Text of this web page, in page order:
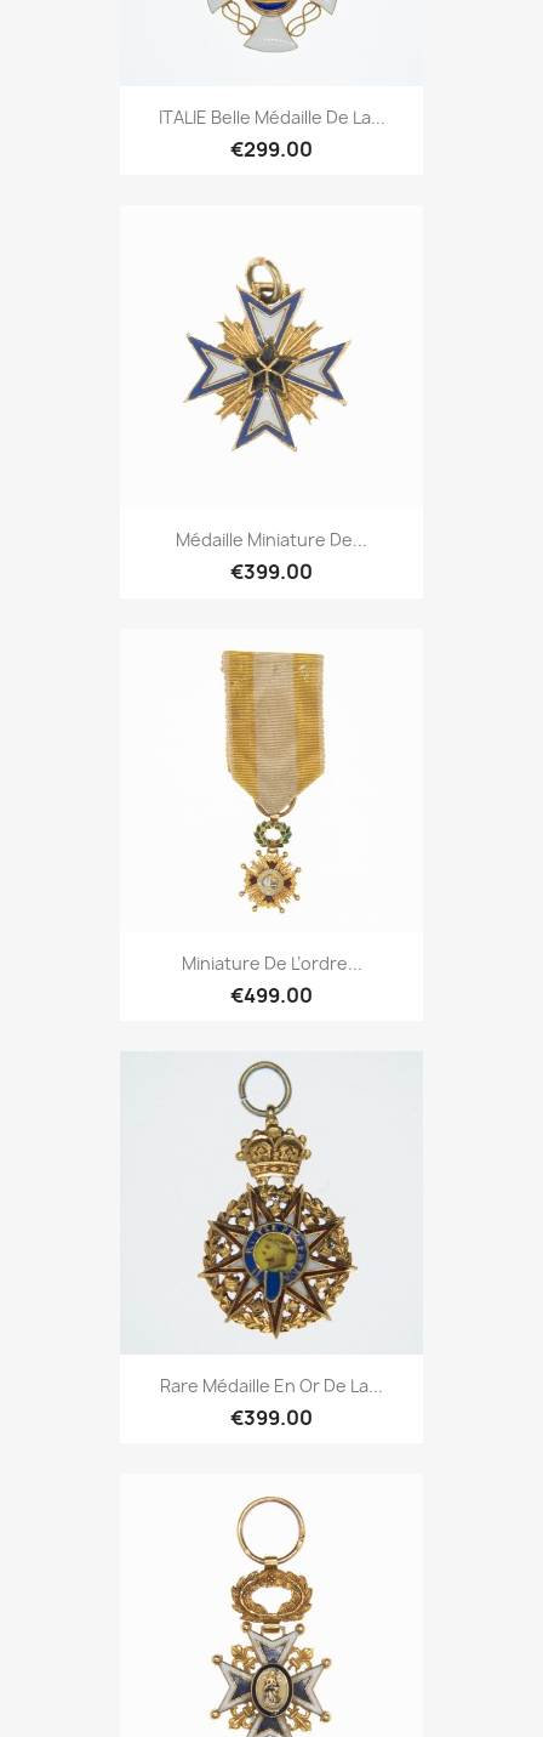
ITALIE Belle Médaille De La...
€299.00
Médaille Miniature De...
€399.00
Miniature De L’ordre...
€499.00
Rare Médaille En Or De La...
€399.00